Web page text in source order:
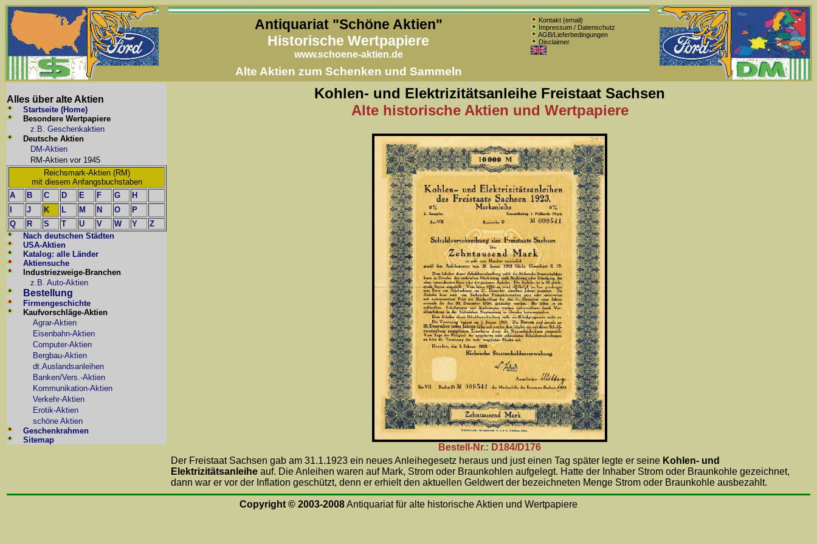
Antiquariat "Schöne Aktien"
Historische Wertpapiere
www.schoene-aktien.de
Kontakt (email)
Impressum / Datenschutz
AGB/Lieferbedingungen
Disclaimer
Alte Aktien zum Schenken und Sammeln
Alles über alte Aktien
Startseite (Home)
Besondere Wertpapiere
z.B. Geschenkaktien
Deutsche Aktien
DM-Aktien
RM-Aktien vor 1945
Reichsmark-Aktien (RM)
mit diesem Anfangsbuchstaben
A
B C D E F G
H
J K L M N O
P
Q
R S T U V W Y
Z
Nach deutschen Städten
USA-Aktien
Katalog: alle Länder
Aktiensuche
Industriezweige-Branchen
z.B. Auto-Aktien
Bestellung
Firmengeschichte
Kaufvorschläge-Aktien
Agrar-Aktien
Eisenbahn-Aktien
Computer-Aktien
Bergbau-Aktien
dt.Auslandsanleihen
Banken/Vers.-Aktien
Kommunikation-Aktien
Verkehr-Aktien
Erotik-Aktien
schöne Aktien
Geschenkrahmen
Sitemap
Kohlen- und Elektrizitätsanleihe Freistaat Sachsen
Alte historische Aktien und Wertpapiere
Bestell-Nr.: D184/D176
Der Freistaat Sachsen gab am 31.1.1923 ein neues Anleihegesetz heraus und just einen Tag später legte er seine Kohlen- und
Elektrizitätsanleihe auf. Die Anleihen waren auf Mark, Strom oder Braunkohlen aufgelegt. Hatte der Inhaber Strom oder Braunkohle gezeichnet,
dann war er vor der Inflation geschützt, denn er erhielt den aktuellen Geldwert der bezeichneten Menge Strom oder Braunkohle ausbezahlt.
Copyright © 2003-2008Antiquariat für alte historische Aktien und Wertpapiere